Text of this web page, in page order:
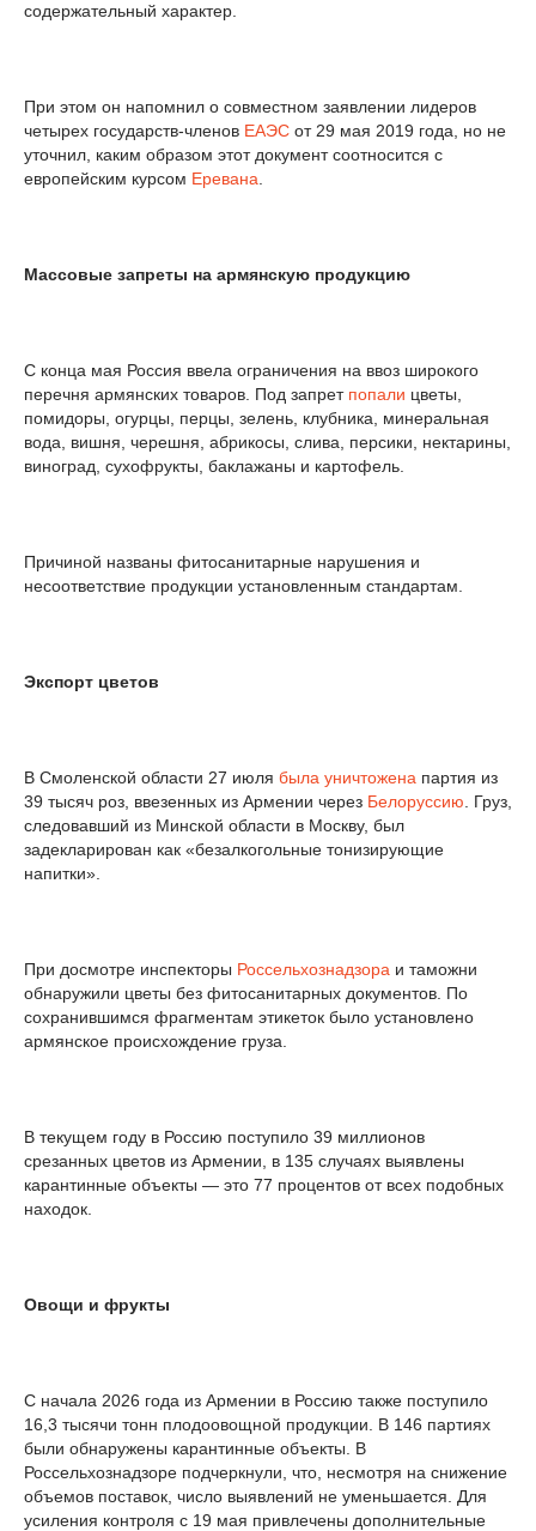
содержательный характер.
При этом он напомнил о совместном заявлении лидеров
четырех государств-членов ЕАЭС от 29 мая 2019 года, но не
уточнил, каким образом этот документ соотносится с
европейским курсом Еревана
Массовые запреты на армянскую продукцию
С конца мая Россия ввела ограничения на ввоз широкого
перечня армянских товаров. Под запрет попали цветы,
помидоры, огурцы, перцы, зелень, клубника, минеральная
вода, вишня, черешня, абрикосы, слива, персики, нектарины,
виноград, сухофрукты, баклажаны и картофель.
Причиной названы фитосанитарные нарушения и
несоответствие продукции установленным стандартам.
Экспорт цветов
В Смоленской области 27 июля была уничтожена партия из
39 тысяч роз, ввезенных из Армении через Белоруссию . Груз,
следовавший из Минской области в Москву, был
задекларирован как «безалкогольные тонизирующие
напитки».
При досмотре инспекторы Россельхознадзора и таможни
обнаружили цветы без фитосанитарных документов. По
сохранившимся фрагментам этикеток было установлено
армянское происхождение груза.
В текущем году в Россию поступило 39 миллионов
срезанных цветов из Армении, в 135 случаях выявлены
карантинные объекты — это 77 процентов от всех подобных
находок.
Овощи и фрукты
С начала 2026 года из Армении в Россию также поступило
16,3 тысячи тонн плодоовощной продукции. В 146 партиях
были обнаружены карантинные объекты. В
Россельхознадзоре подчеркнули, что, несмотря на снижение
объемов поставок, число выявлений не уменьшается. Для
усиления контроля с 19 мая привлечены дополнительные